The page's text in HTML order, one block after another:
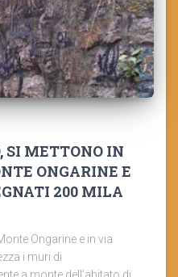
SI METTONO IN
ONGARINE E
200 MILA
Ongarine e in via
i muri di